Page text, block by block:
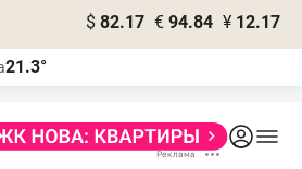
$ 82.17 € 94.84 ¥ 12.17
21.3°